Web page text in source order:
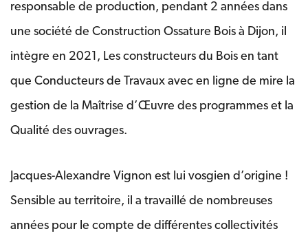
responsable de production, pendant 2 années dans
une société de Construction Ossature Bois à Dijon, il
intègre en 2021, Les constructeurs du Bois en tant
que Conducteurs de Travaux avec en ligne de mire la
gestion de la Maîtrise d’Œuvre des programmes et la
Qualité des ouvrages.
Jacques-Alexandre Vignon est lui vosgien d’origine !
Sensible au territoire, il a travaillé de nombreuses
années pour le compte de différentes collectivités